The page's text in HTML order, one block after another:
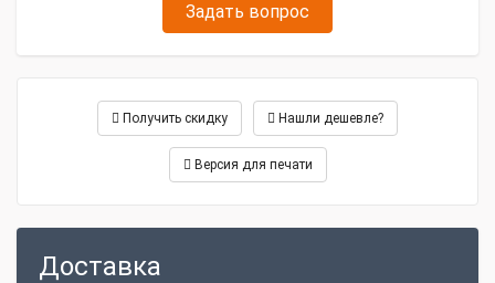
Задать вопрос
Получить скидку Нашли дешевле?
Версия для печати
Доставка